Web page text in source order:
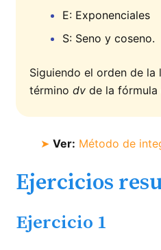
E: Exponenciales
S: Seno y coseno.
Siguiendo el orden de
términodv de la
➤ Ver: Método de
Ejercicios
Ejercicio 1